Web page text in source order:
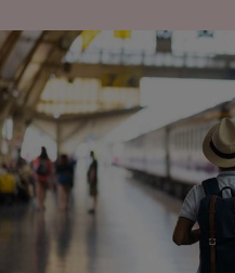
Verwendung genauer
aktiv abfragen.
Informationen auf
Personalisierte
von Werbeleistung
Inhalten,
Entwicklung und
Angeboten.
Liste der Partner